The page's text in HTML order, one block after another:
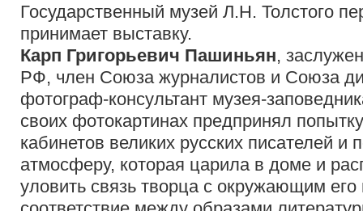
Государственный музей Л.Н. Толстого
принимает выставку.
Карп Григорьевич Пашиньян,
РФ, член Союза журналистов и Союза
фотограф-консультант музея-
своих фотокартинах предпринял
кабинетов великих русских писателей и
атмосферу, которая царила в доме и
уловить связь творца с окружающим